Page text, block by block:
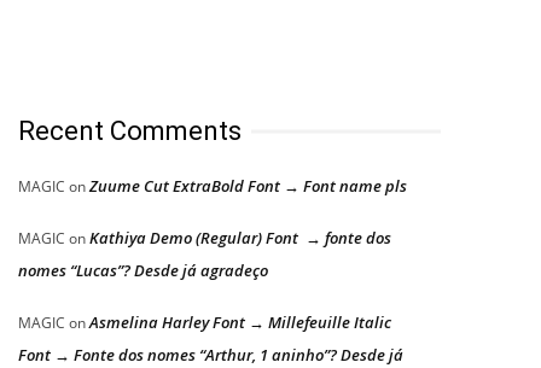
Recent Comments
MAGIC onZuume Cut ExtraBold Font → Font name pls
MAGIC onKathiya Demo (Regular) Font → fonte dos
nomes “Lucas”? Desde já agradeço
MAGIC onAsmelina Harley Font → Millefeuille Italic
Font → Fonte dos nomes “Arthur, 1 aninho”? Desde já